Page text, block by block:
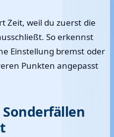
Zeit, weil du zuerst die
So erkennst
Einstellung bremst oder
Punkten angepasst